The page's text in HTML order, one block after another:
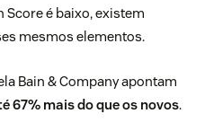
Score é baixo, existem
mesmos elementos.
Bain & Company apontam
67% mais do que os novos.